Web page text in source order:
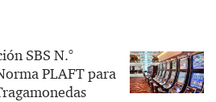
SBS N.°
PLAFT para